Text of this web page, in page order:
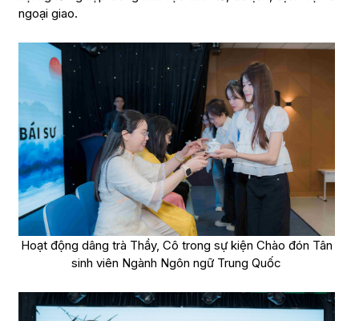
ngoại giao.
Hoạt động dâng trà Thầy, Cô trong sự kiện Chào đón Tân
sinh viên Ngành Ngôn ngữ Trung Quốc